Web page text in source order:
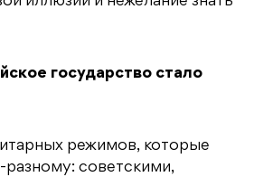
государство стало
режимов, которые
разному: советскими,